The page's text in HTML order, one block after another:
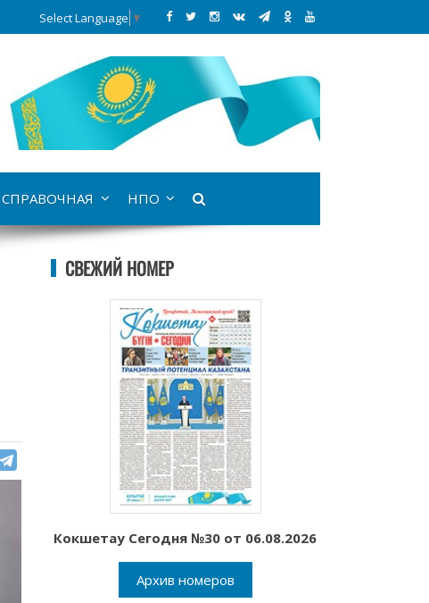
Select Language ▼
СПРАВОЧНАЯ НПО
СВЕЖИЙ НОМЕР
Кокшетау Сегодня №30 от 06.08.2026
Архив номеров